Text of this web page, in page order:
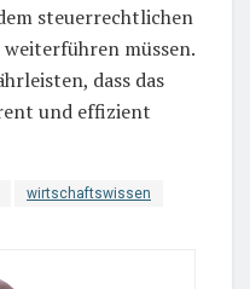
steuerrechtlichen
müssen.
dass das
und effizient
wirtschaftswissen